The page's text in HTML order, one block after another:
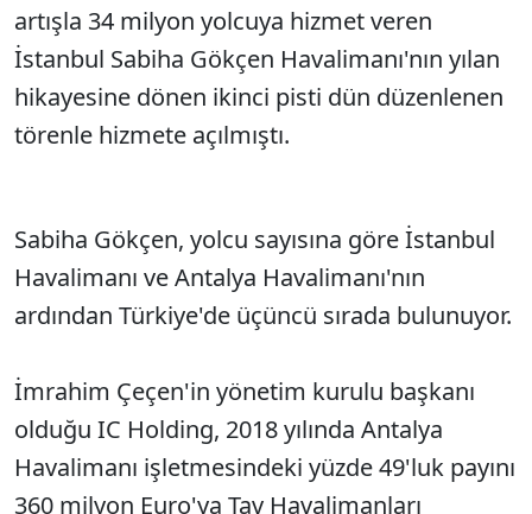
artışla 34 milyon yolcuya hizmet veren
İstanbul Sabiha Gökçen Havalimanı'nın yılan
hikayesine dönen ikinci pisti dün düzenlenen
törenle hizmete açılmıştı.
Sabiha Gökçen, yolcu sayısına göre İstanbul
Havalimanı ve Antalya Havalimanı'nın
ardından Türkiye'de üçüncü sırada bulunuyor.
İmrahim Çeçen'in yönetim kurulu başkanı
olduğu IC Holding, 2018 yılında Antalya
Havalimanı işletmesindeki yüzde 49'luk payını
360 milyon Euro'ya Tav Havalimanları